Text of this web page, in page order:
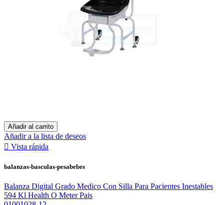
Añadir al carrito
Añadir a la lista de deseos
 Vista rápida
balanzas-basculas-pesabebes
Balanza Digital Grado Medico Con Silla Para Pacientes Inestables
594 Kl Health O Meter Pais